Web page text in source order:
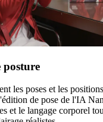
posture
les poses et les
de pose de l'IA
et le langage corporel